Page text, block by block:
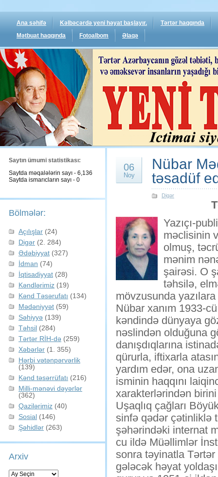
Ana səhifə Kəlbəcərdə yeni həyat başlayır.
Tərtər haqqında
Mətbuat haqqında
Fotoalbom Əlaqə
Saytın ümumi statistikası:
Saytda məqalələrin sayı - 6,136
Saytda ismarıcların sayı - 0
Bölmələr:
Açılışlar (24)
Digər (2. 284)
Ədəbiyyat (327)
İdman (74)
İqtisadiyyat (28)
Kəndlərimiz (19)
Kənd Təsərufatı (134)
Mədəniyyət (59)
Səhiyyə (139)
Təhsil (284)
Tərtər RİH-də (259)
Xəbərlər (1. 355)
Hərbi vətənpərvərlik
(139)
Kənd təsərrüfatı (216)
Milli-mənəvi dəyərlər
(362)
Qazilərimiz (40)
Sosial (146)
Şəhidlər (263)
Arxiv
Arxiv
06
Noy
Nübar
təsadüf
Digər
Yazıçı-
məclisinin
olmuş,
mənim
şairəsi. O
təhsilə,
mövzusunda
Nübar xanım 1933-
kəndində dünyaya
nəslindən olduğuna
danışdıqlarına
qürurla, iftixarla
yardım edər, ona
isminin haqqını
xarakterlərindən birini
Uşaqlıq çağları
sinfə qədər çətinliklə
şəhərindəki internat
cu ildə Müəllimlər
sonra təyinatla
gələcək həyat